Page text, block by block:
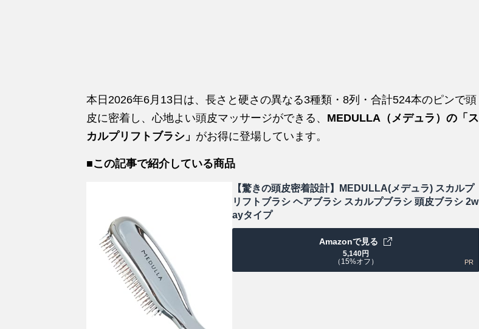
本日2026年6月13日は、長さと硬さの異なる3種類・8列・合計524本のピンで頭
皮に密着し、心地よい頭皮マッサージができる、 MEDULLA（メデュラ）の「ス
カルプリフトブラシ」 がお得に登場しています。
■この記事で紹介している商品
【驚きの頭皮密着設計】MEDULLA(メデュラ) スカルプ
リフトブラシ ヘアブラシ スカルプブラシ 頭皮ブラシ 2w
ayタイプ
5,140円
（15%オフ）
Amazonで見る
PR